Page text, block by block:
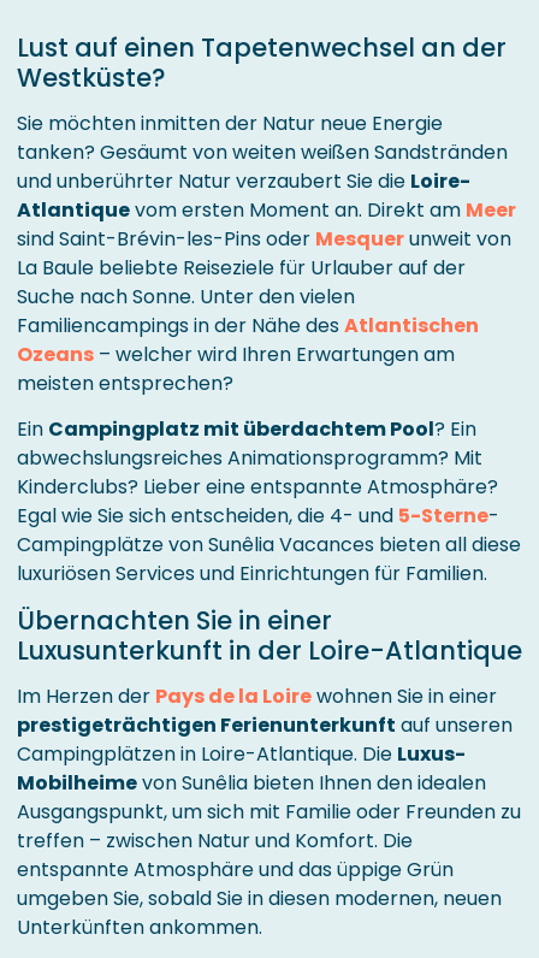
Lust auf einen Tapetenwechsel an der
Westküste?
Sie möchten inmitten der Natur neue Energie
tanken? Gesäumt von weiten weißen Sandstränden
und unberührter Natur verzaubert Sie die Loire-
Atlantiquevom ersten Moment an. Direkt am Meer
sind Saint-Brévin-les-Pins oder Mesquerunweit von
La Baule beliebte Reiseziele für Urlauber auf der
Suche nach Sonne. Unter den vielen
Familiencampings in der Nähe desAtlantischen
Ozeans – welcher wird Ihren Erwartungen am
meisten entsprechen?
Ein Campingplatz mit überdachtem Pool? Ein
abwechslungsreiches Animationsprogramm? Mit
Kinderclubs? Lieber eine entspannte Atmosphäre?
Egal wie Sie sich entscheiden, die 4- und 5-Sterne-
Campingplätze von Sunêlia Vacances bieten all diese
luxuriösen Services und Einrichtungen für Familien.
Übernachten Sie in einer
Luxusunterkunft in der Loire-Atlantique
Im Herzen der Pays de la Loirewohnen Sie in einer
prestigeträchtigen Ferienunterkunft auf unseren
Campingplätzen in Loire-Atlantique. Die Luxus-
Mobilheimevon Sunêlia bieten Ihnen den idealen
Ausgangspunkt, um sich mit Familie oder Freunden zu
treffen – zwischen Natur und Komfort. Die
entspannte Atmosphäre und das üppige Grün
umgeben Sie, sobald Sie in diesen modernen, neuen
Unterkünften ankommen.